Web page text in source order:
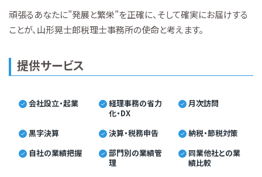
頑張るあなたに”発展と繁栄”を正確に、そして確実にお届けする
ことが、山形晃士郎税理士事務所の使命と考えます。
提供サービス
会社設立・起業
経理事務の省力
化・DX
月次訪問
黒字決算 決算・税務申告
納税・節税対策
自社の業績把握
部門別の業績管
理
同業他社との業
績比較